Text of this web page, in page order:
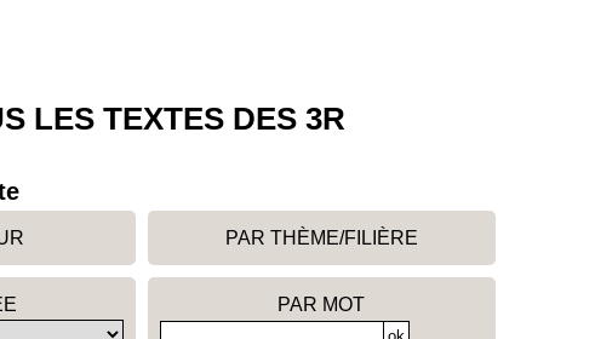
LES TEXTES DES 3R
PAR THÈME/FILIÈRE
PAR MOT